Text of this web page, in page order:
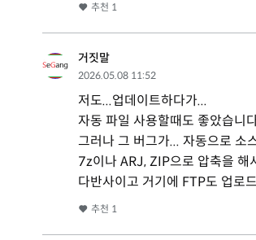
추천 1
거짓말
2026.05.08 11:52
저도...업데이트하다가...
자동 파일 사용할때도 좋았습니
그러나 그 버그가... 자동으로 소
7z이나 ARJ, ZIP으로 압축을 해
다반사이고 거기에 FTP도 업로
추천 1